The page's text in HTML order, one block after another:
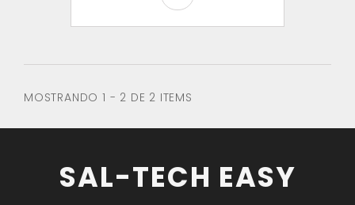
MOSTRANDO 1 - 2 DE 2 ITEMS
SAL-TECH EASY